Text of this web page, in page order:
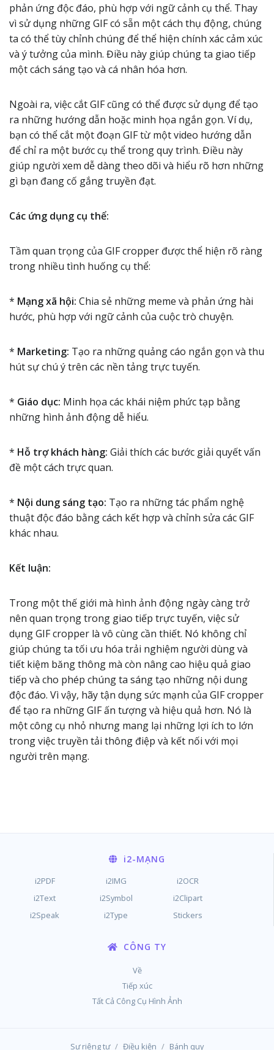
phản ứng độc đáo, phù hợp với ngữ cảnh cụ thể. Thay
vì sử dụng những GIF có sẵn một cách thụ động, chúng
ta có thể tùy chỉnh chúng để thể hiện chính xác cảm xúc
và ý tưởng của mình. Điều này giúp chúng ta giao tiếp
một cách sáng tạo và cá nhân hóa hơn.
Ngoài ra, việc cắt GIF cũng có thể được sử dụng để tạo
ra những hướng dẫn hoặc minh họa ngắn gọn. Ví dụ,
bạn có thể cắt một đoạn GIF từ một video hướng dẫn
để chỉ ra một bước cụ thể trong quy trình. Điều này
giúp người xem dễ dàng theo dõi và hiểu rõ hơn những
gì bạn đang cố gắng truyền đạt.
Các ứng dụng cụ thể:
Tầm quan trọng của GIF cropper được thể hiện rõ ràng
trong nhiều tình huống cụ thể:
* Mạng xã hội: Chia sẻ những meme và phản ứng hài
hước, phù hợp với ngữ cảnh của cuộc trò chuyện.
* Marketing: Tạo ra những quảng cáo ngắn gọn và thu
hút sự chú ý trên các nền tảng trực tuyến.
* Giáo dục: Minh họa các khái niệm phức tạp bằng
những hình ảnh động dễ hiểu.
* Hỗ trợ khách hàng: Giải thích các bước giải quyết vấn
đề một cách trực quan.
* Nội dung sáng tạo: Tạo ra những tác phẩm nghệ
thuật độc đáo bằng cách kết hợp và chỉnh sửa các GIF
khác nhau.
Kết luận:
Trong một thế giới mà hình ảnh động ngày càng trở
nên quan trọng trong giao tiếp trực tuyến, việc sử
dụng GIF cropper là vô cùng cần thiết. Nó không chỉ
giúp chúng ta tối ưu hóa trải nghiệm người dùng và
tiết kiệm băng thông mà còn nâng cao hiệu quả giao
tiếp và cho phép chúng ta sáng tạo những nội dung
độc đáo. Vì vậy, hãy tận dụng sức mạnh của GIF cropper
để tạo ra những GIF ấn tượng và hiệu quả hơn. Nó là
một công cụ nhỏ nhưng mang lại những lợi ích to lớn
trong việc truyền tải thông điệp và kết nối với mọi
người trên mạng.
i2-MẠNG
i2PDF i2IMG
i2OCR
i2Text
i2Symbol
i2Clipart
i2Speak
i2Type Stickers
CÔNG TY
Về
Tiếp xúc
Tất Cả Công Cụ Hình Ảnh
Sự riêng tư / Điều kiện / Bánh quy